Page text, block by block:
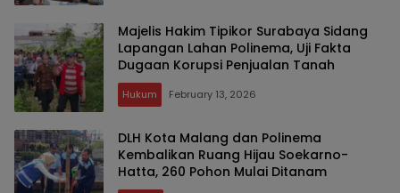
Majelis Hakim Tipikor Surabaya Sidang
Lapangan Lahan Polinema, Uji Fakta
Dugaan Korupsi Penjualan Tanah
Hukum February 13, 2026
DLH Kota Malang dan Polinema
Kembalikan Ruang Hijau Soekarno-
Hatta, 260 Pohon Mulai Ditanam